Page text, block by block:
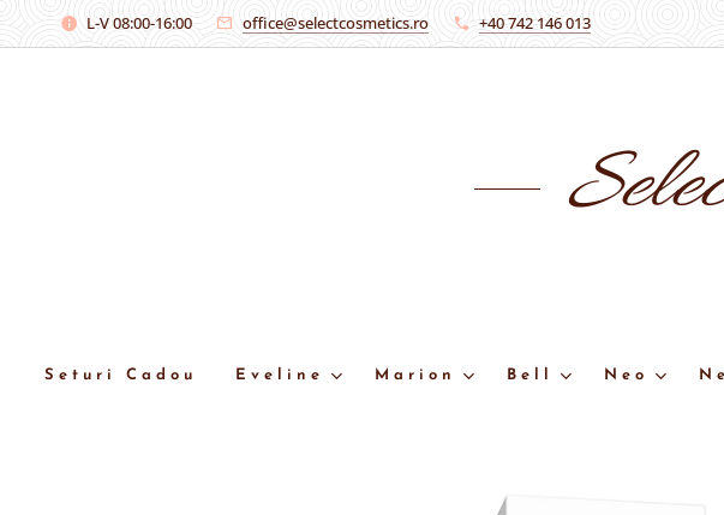
L-V 08:00-16:00 office@selectcosmetics.ro +40 742 146 013
Seturi Cadou Eveline Marion Bell Neo